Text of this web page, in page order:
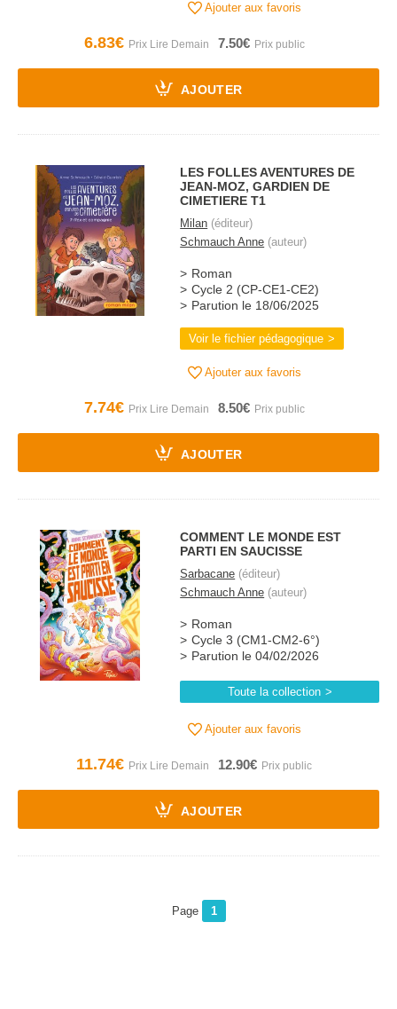
Ajouter aux favoris
6.83€ 7.50€
AJOUTER
LES FOLLES AVENTURES DE
JEAN-MOZ, GARDIEN DE
CIMETIERE T1
Milan (éditeur)
Schmauch Anne (auteur)
Roman
Cycle 2 (CP-CE1-CE2)
Parution le 18/06/2025
Voir le fichier pédagogique
Ajouter aux favoris
7.74€ 8.50€
AJOUTER
COMMENT LE MONDE EST
PARTI EN SAUCISSE
Sarbacane (éditeur)
Schmauch Anne (auteur)
Roman
Cycle 3 (CM1-CM2-6°)
Parution le 04/02/2026
Toute la collection
Ajouter aux favoris
11.74€ 12.90€
AJOUTER
Page 1